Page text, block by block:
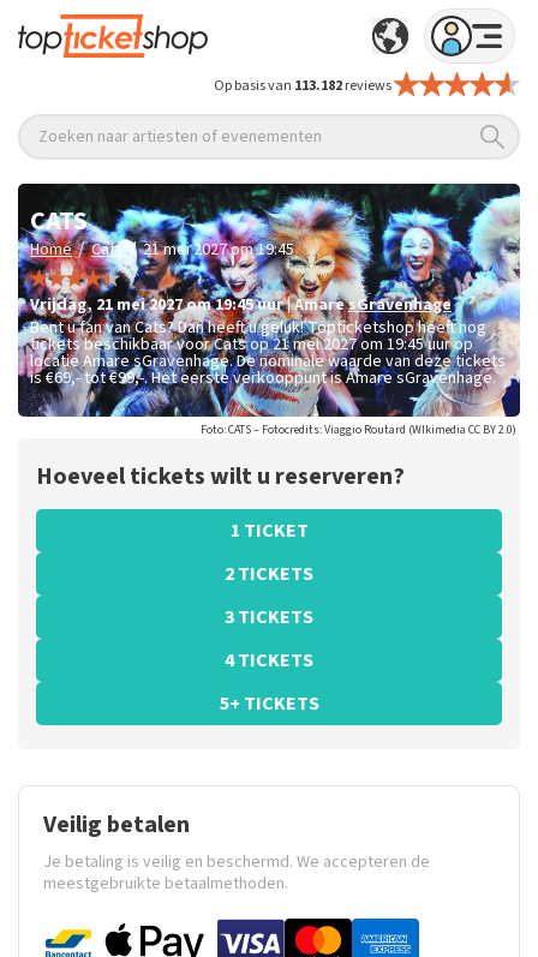
Op basis van 113.182reviews
Zoeken naar artiesten of evenementen
CATS
Home / Cats / 21 mei 2027 om 19:45
vrijdag, 21 mei 2027 om 19:45uur|AmaresGravenhage
Bent u fan van Cats? Dan heeft u geluk! Topticketshop heeft nog
tickets beschikbaar voor Cats op 21 mei 2027 om 19:45 uur op
locatie Amare sGravenhage. De nominale waarde van deze tickets
is€69,- tot €99,-. Het eerste verkooppunt is Amare sGravenhage.
Foto: CATS – Fotocredits: Viaggio Routard (WIkimedia CC BY 2.0)
Hoeveel tickets wilt u reserveren?
1 TICKET
2 TICKETS
3 TICKETS
4 TICKETS
5+ TICKETS
Veilig betalen
Je betaling is veilig en beschermd. We accepteren de
meestgebruikte betaalmethoden.